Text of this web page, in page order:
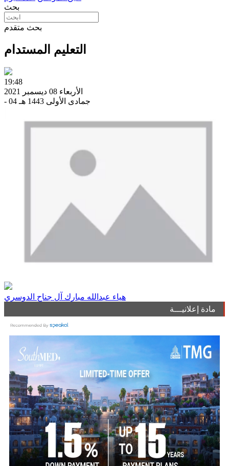
بحث
بحث متقدم
التعليم المستدام
19:48
الأربعاء 08 ديسمبر 2021
- 04 جمادى الأولى 1443 هـ
هياء عبدالله مبارك آل جناح الدوسري
مادة إعلانيـــة